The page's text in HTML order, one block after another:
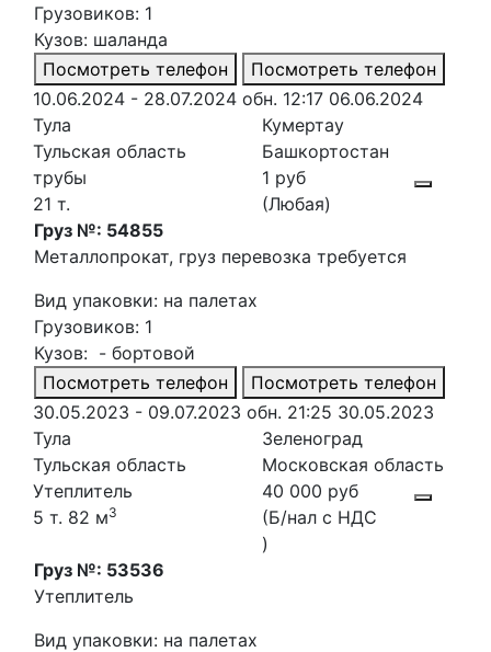
Грузовиков: 1
Кузов: шаланда
Посмотреть телефон
Посмотреть телефон
10.06.2024 - 28.07.2024 обн. 12:17 06.06.2024
Тула
Тульская область
Кумертау
Башкортостан
трубы
21 т.
1 руб
(Любая)
Груз №: 54855
Металлопрокат, груз перевозка требуется
Вид упаковки: на палетах
Грузовиков: 1
Кузов: - бортовой
Посмотреть телефон
Посмотреть телефон
30.05.2023 - 09.07.2023 обн. 21:25 30.05.2023
Тула
Тульская область
Зеленоград
Московская область
Утеплитель
5 т. 82 м3
40 000 руб
(Б/нал с НДС
)
Груз №: 53536
Утеплитель
Вид упаковки: на палетах